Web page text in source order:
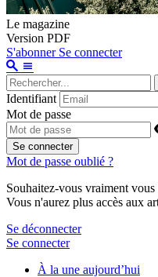
Le magazine
Version PDF
S'abonner Se connecter
Identifiant
Mot de passe
Se connecter
Mot de passe oublié ?
Souhaitez-vous vraiment vous
Vous n'aurez plus accès aux
Se déconnecter
Se connecter
À la une aujourd’hui